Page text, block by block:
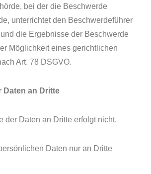
bei der die Beschwerde
unterrichtet den Beschwerdeführer
die Ergebnisse der Beschwerde
Möglichkeit eines gerichtlichen
Art. 78 DSGVO.
Daten an Dritte
der Daten an Dritte erfolgt nicht.
Daten nur an Dritte